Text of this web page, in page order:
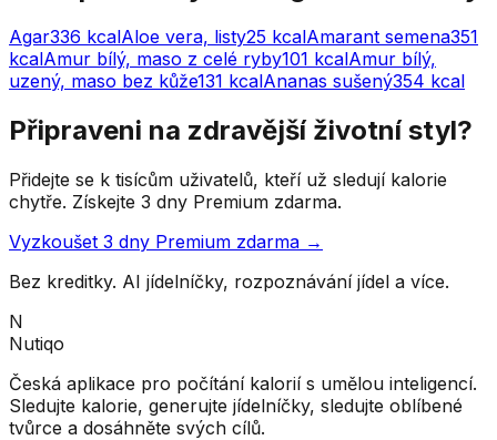
Agar336 kcalAloe vera, listy25 kcalAmarant semena351
kcalAmur bílý, maso z celé ryby101 kcalAmur bílý,
uzený, maso bez kůže131 kcalAnanas sušený354 kcal
Připraveni na zdravější životní styl?
Přidejte se k tisícům uživatelů, kteří už sledují kalorie
chytře. Získejte 3 dny Premium zdarma.
Vyzkoušet 3 dny Premium zdarma →
Bez kreditky. AI jídelníčky, rozpoznávání jídel a více.
N
Nutiqo
Česká aplikace pro počítání kalorií s umělou inteligencí.
Sledujte kalorie, generujte jídelníčky, sledujte oblíbené
tvůrce a dosáhněte svých cílů.